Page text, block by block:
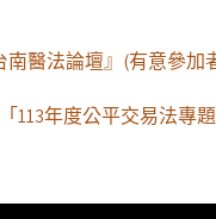
醫法論壇』(有意參
113年度公平交易法專